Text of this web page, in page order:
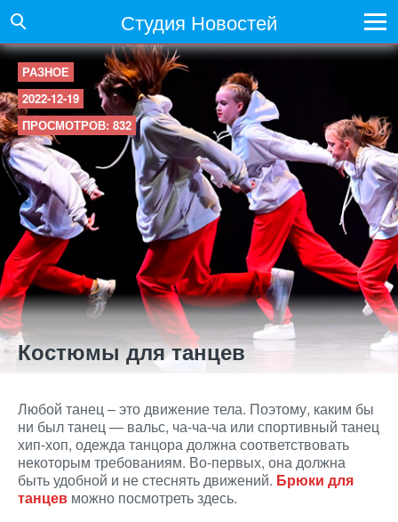
Студия Новостей
РАЗНОЕ
2022-12-19
ПРОСМОТРОВ: 832
Костюмы для танцев
Любой танец – это движение тела. Поэтому, каким бы
ни был танец — вальс, ча-ча-ча или спортивный танец
хип-хоп, одежда танцора должна соответствовать
некоторым требованиям. Во-первых, она должна
быть удобной и не стеснять движений. Брюки для
танцев можно посмотреть здесь.